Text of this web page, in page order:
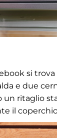
si
e due
un ritaglio
il